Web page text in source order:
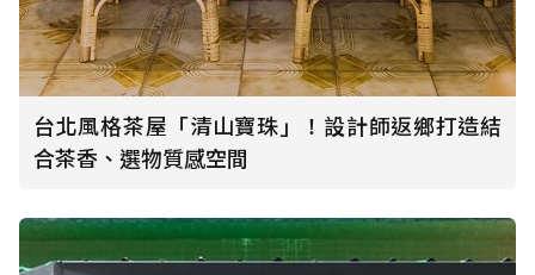
台北風格茶屋「清山寶珠」！設計師返鄉打造結
合茶香、選物質感空間